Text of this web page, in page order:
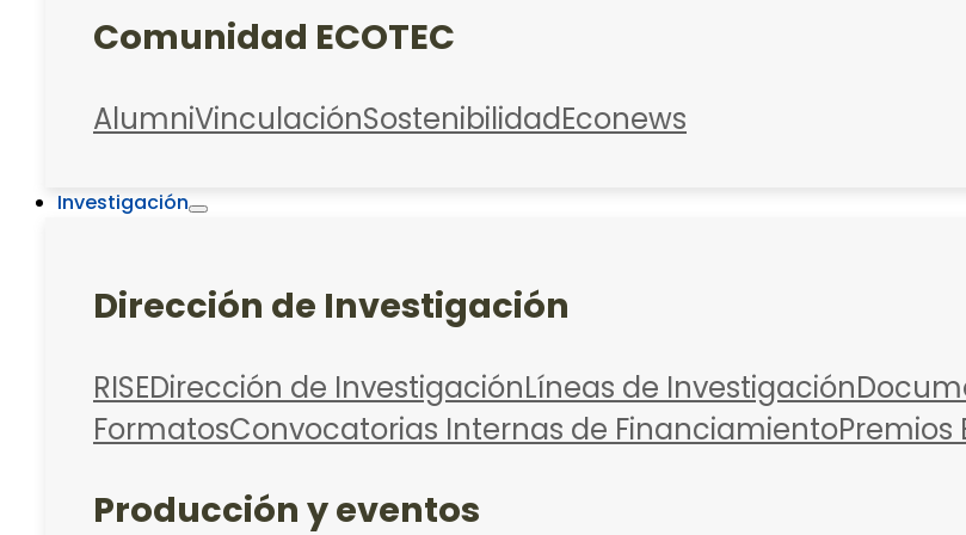
Comunidad ECOTEC
AlumniVinculaciónSostenibilidadEconews
Investigación
Dirección de Investigación
RISEDirección de InvestigaciónLíneas de Investigación
FormatosConvocatorias Internas de FinanciamientoPremios
Producción y eventos